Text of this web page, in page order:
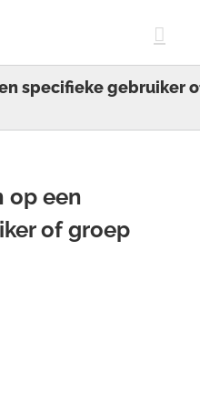
specifieke gebruiker
op een
of groep